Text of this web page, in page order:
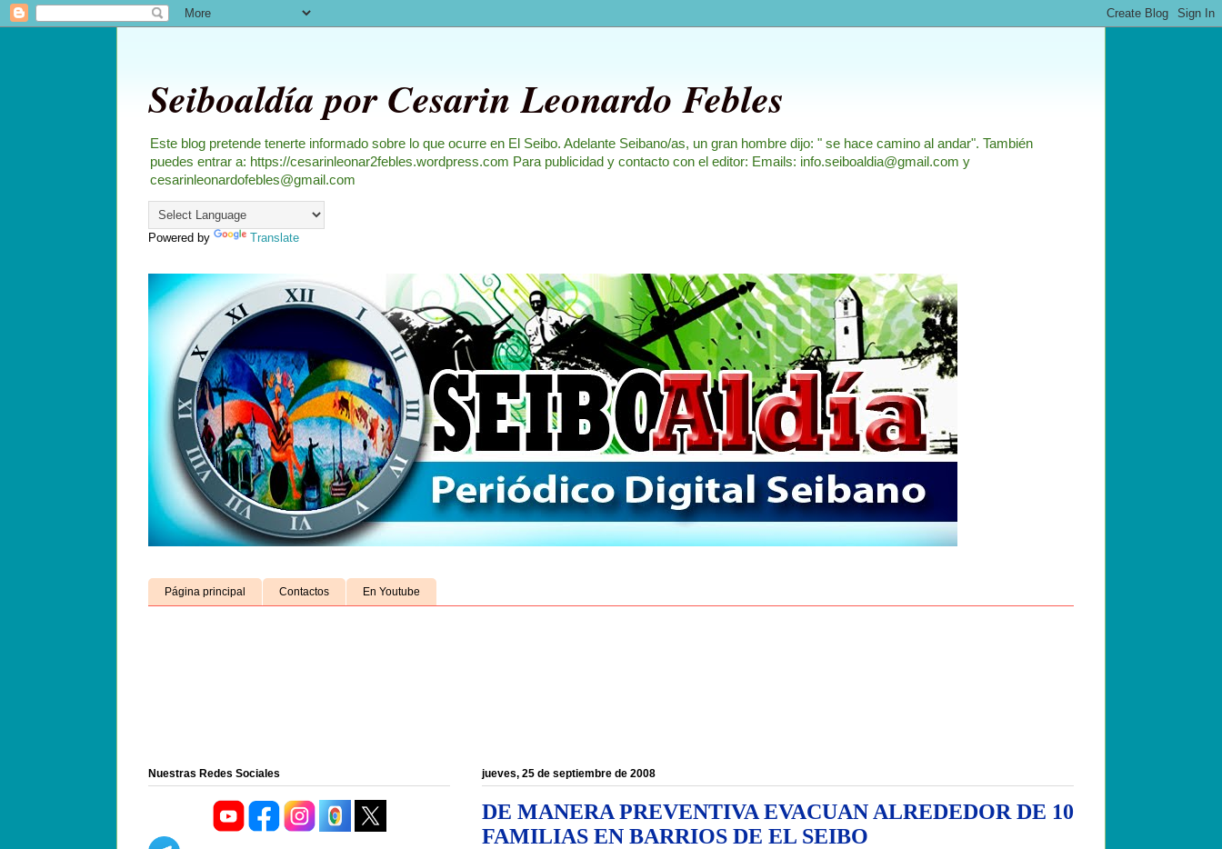
Seiboaldía por Cesarin Leonardo Febles
Este blog pretende tenerte informado sobre lo que ocurre en El Seibo. Adelante Seibano/as, un gran hombre dijo: " se hace camino al andar". También
puedes entrar a: https://cesarinleonar2febles.wordpress.com Para publicidad y contacto con el editor: Emails: info.seiboaldia@gmail.com y
cesarinleonardofebles@gmail.com
Powered by Translate
Página principal Contactos En Youtube
jueves, 25 de septiembre de 2008
DE MANERA PREVENTIVA EVACUAN ALREDEDOR DE 10
FAMILIAS EN BARRIOS DE EL SEIBO
Nuestras Redes Sociales